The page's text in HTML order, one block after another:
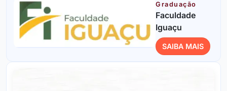
Graduação
Faculdade
Iguaçu
SAIBA MAIS